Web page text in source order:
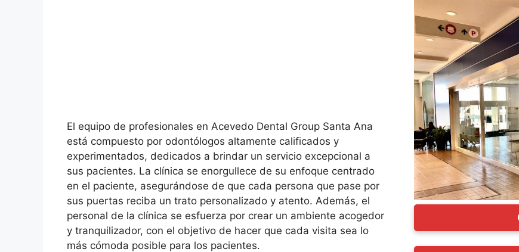
El equipo de profesionales en Acevedo Dental Group Santa Ana
está compuesto por odontólogos altamente calificados y
experimentados, dedicados a brindar un servicio excepcional a
sus pacientes. La clínica se enorgullece de su enfoque centrado
en el paciente, asegurándose de que cada persona que pase por
sus puertas reciba un trato personalizado y atento. Además, el
personal de la clínica se esfuerza por crear un ambiente acogedor
y tranquilizador, con el objetivo de hacer que cada visita sea lo
más cómoda posible para los pacientes.